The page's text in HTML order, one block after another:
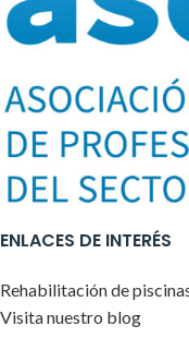
ENLACES DE INTERÉS
Rehabilitación de
Visita nuestro blog